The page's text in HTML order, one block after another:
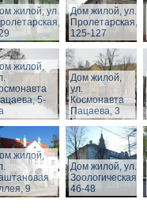
жилой, ул.
Дом жилой, ул.
Пролетарская,
125-127
жилой,
5-
Дом жилой,
ул.
Космонавта
Пацаева, 3
жилой,
9
Дом жилой, ул.
Зоологическая,
46-48